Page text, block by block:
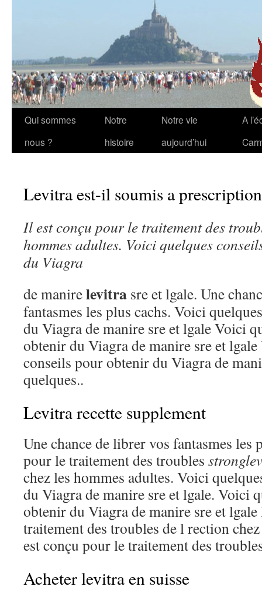
Aller
Qui sommes
nous ?
Notre
histoire
Notre vie
aujourd’hui
A
Levitra est-il soumis a
Il estconçu pour le traitement des
hommes adultes. Voici quelques
du Viagra
de manirelevitra sre et lgale. Une
fantasmes les plus cachs. Voici
du Viagra de manire sre et lgale Voici
obtenir du Viagra de manire sre et
conseils pour obtenir du Viagra de
quelques..
Levitra recette supplement
Une chance de librer vos fantasmes les
pour le traitement des troubles
chez les hommes adultes. Voici
du Viagra de manire sre et lgale. Voici
obtenir du Viagra de manire sre et
traitement des troubles de l rection
est conçu pour le traitement des
Acheter levitra en suisse